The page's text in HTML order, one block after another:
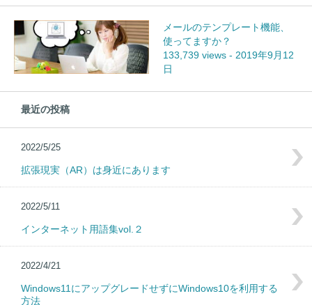
メールのテンプレート機能、
使ってますか？
133,739 views - 2019年9月12
日
最近の投稿
2022/5/25
拡張現実（AR）は身近にあります
2022/5/11
インターネット用語集vol.２
2022/4/21
Windows11にアップグレードせずにWindows10を利用する
方法